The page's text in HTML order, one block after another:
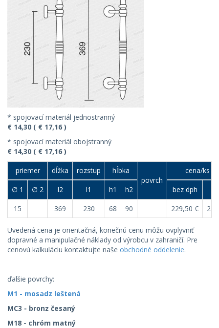
* spojovací materiál jednostranný
€ 14,30 ( € 17,16 )
* spojovací materiál obojstranný
€ 14,30 ( € 17,16 )
priemer dĺžka rozstup
hĺbka
povrch
cena/ks
∅ 1 ∅ 2 l2 l1 h1 h2 bez dph
15 369 230 68 90 229,50 €
Uvedená cena je orientačná, konečnú cenu môžu ovplyvniť
dopravné a manipulačné náklady od výrobcu v zahraničí. Pre
cenovú kalkuláciu kontaktujte naše obchodné oddelenie.
ďalšie povrchy:
M1 - mosadz leštená
MC3 - bronz česaný
M18 - chróm matný